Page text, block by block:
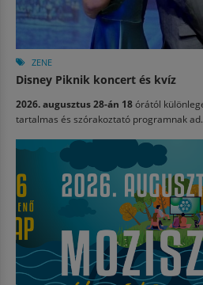
ZENE
Disney Piknik koncert és kvíz
2026. augusztus 28-án 18órától
tartalmas és szórakoztató programnak